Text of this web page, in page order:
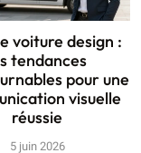
voiture design :
tendances
pour une
visuelle
réussie
5 juin 2026